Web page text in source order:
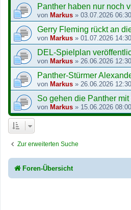
Panther haben nur noch
von Markus » 03.07.2026 06:30
Gerry Fleming rückt an
von Markus » 01.07.2026 14:30
DEL-Spielplan
von Markus » 26.06.2026 12:30
Panther-Stürmer
von Markus » 26.06.2026 12:30
So gehen die Panther
von Markus » 15.06.2026 08:00
Zur erweiterten Suche
Foren-Übersicht